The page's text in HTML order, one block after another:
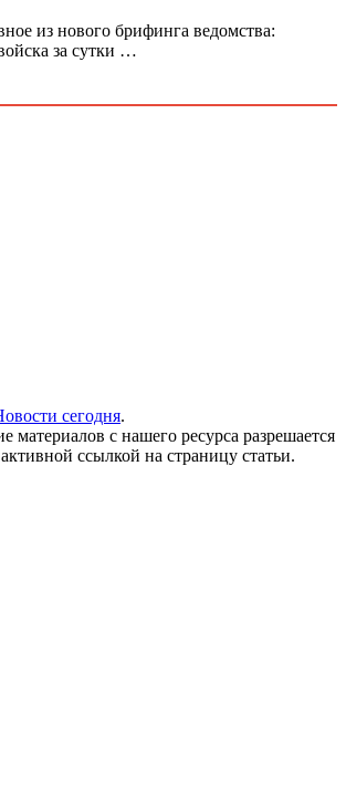
из нового брифинга ведомства:
за сутки …
сегодня.
материалов с нашего ресурса разрешается
ссылкой на страницу статьи.